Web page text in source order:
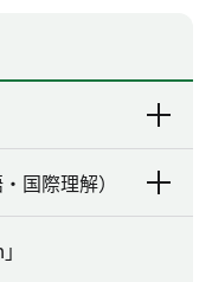
国際理解）